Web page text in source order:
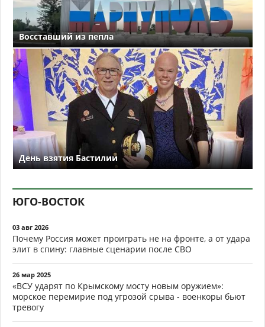
Восставший из пепла
День взятия Бастилии
ЮГО-ВОСТОК
03 авг 2026
Почему Россия может проиграть не на фронте, а от удара
элит в спину: главные сценарии после СВО
26 мар 2025
«ВСУ ударят по Крымскому мосту новым оружием»:
морское перемирие под угрозой срыва - военкоры бьют
тревогу